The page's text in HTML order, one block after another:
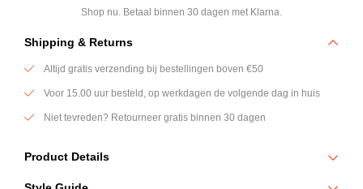
Shop nu. Betaal binnen 30 dagen met Klarna.
Shipping & Returns
Altijd gratis verzending bij bestellingen boven €50
Voor 15.00 uur besteld, op werkdagen de volgende dag in huis
Niet tevreden? Retourneer gratis binnen 30 dagen
Product Details
Deze Polo Half Zip van Genti combineert een moderne uitstraling met